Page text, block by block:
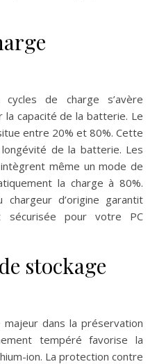
de charge s’avère
capacité de la batterie. Le
entre 20% et 80%. Cette
de la batterie. Les
même un mode de
la charge à 80%.
chargeur d’origine garantit
sécurisée pour votre PC
stockage
dans la préservation
tempéré favorise la
ion. La protection contre